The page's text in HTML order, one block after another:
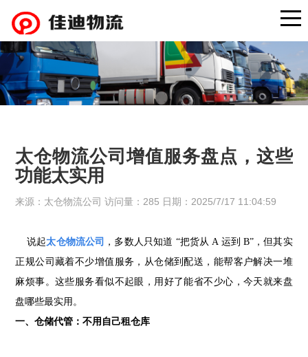
太仓物流公司增值服务盘点，这些
功能太实用
来源：太仓物流公司 访问量：285 日期：2025/7/17 11:04:59
说起太仓物流公司
，多数人只知道 “把货从 A 运到 B”，但其实
正规公司藏着不少增值服务，从仓储到配送，能帮客户解决一堆
麻烦事。这些服务看似不起眼，用好了能省不少心，今天就来盘
盘哪些最实用。
一、仓储代管：不用自己租仓库